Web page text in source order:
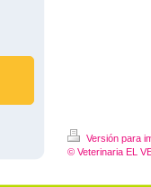
Versión para
© Veterinaria EL